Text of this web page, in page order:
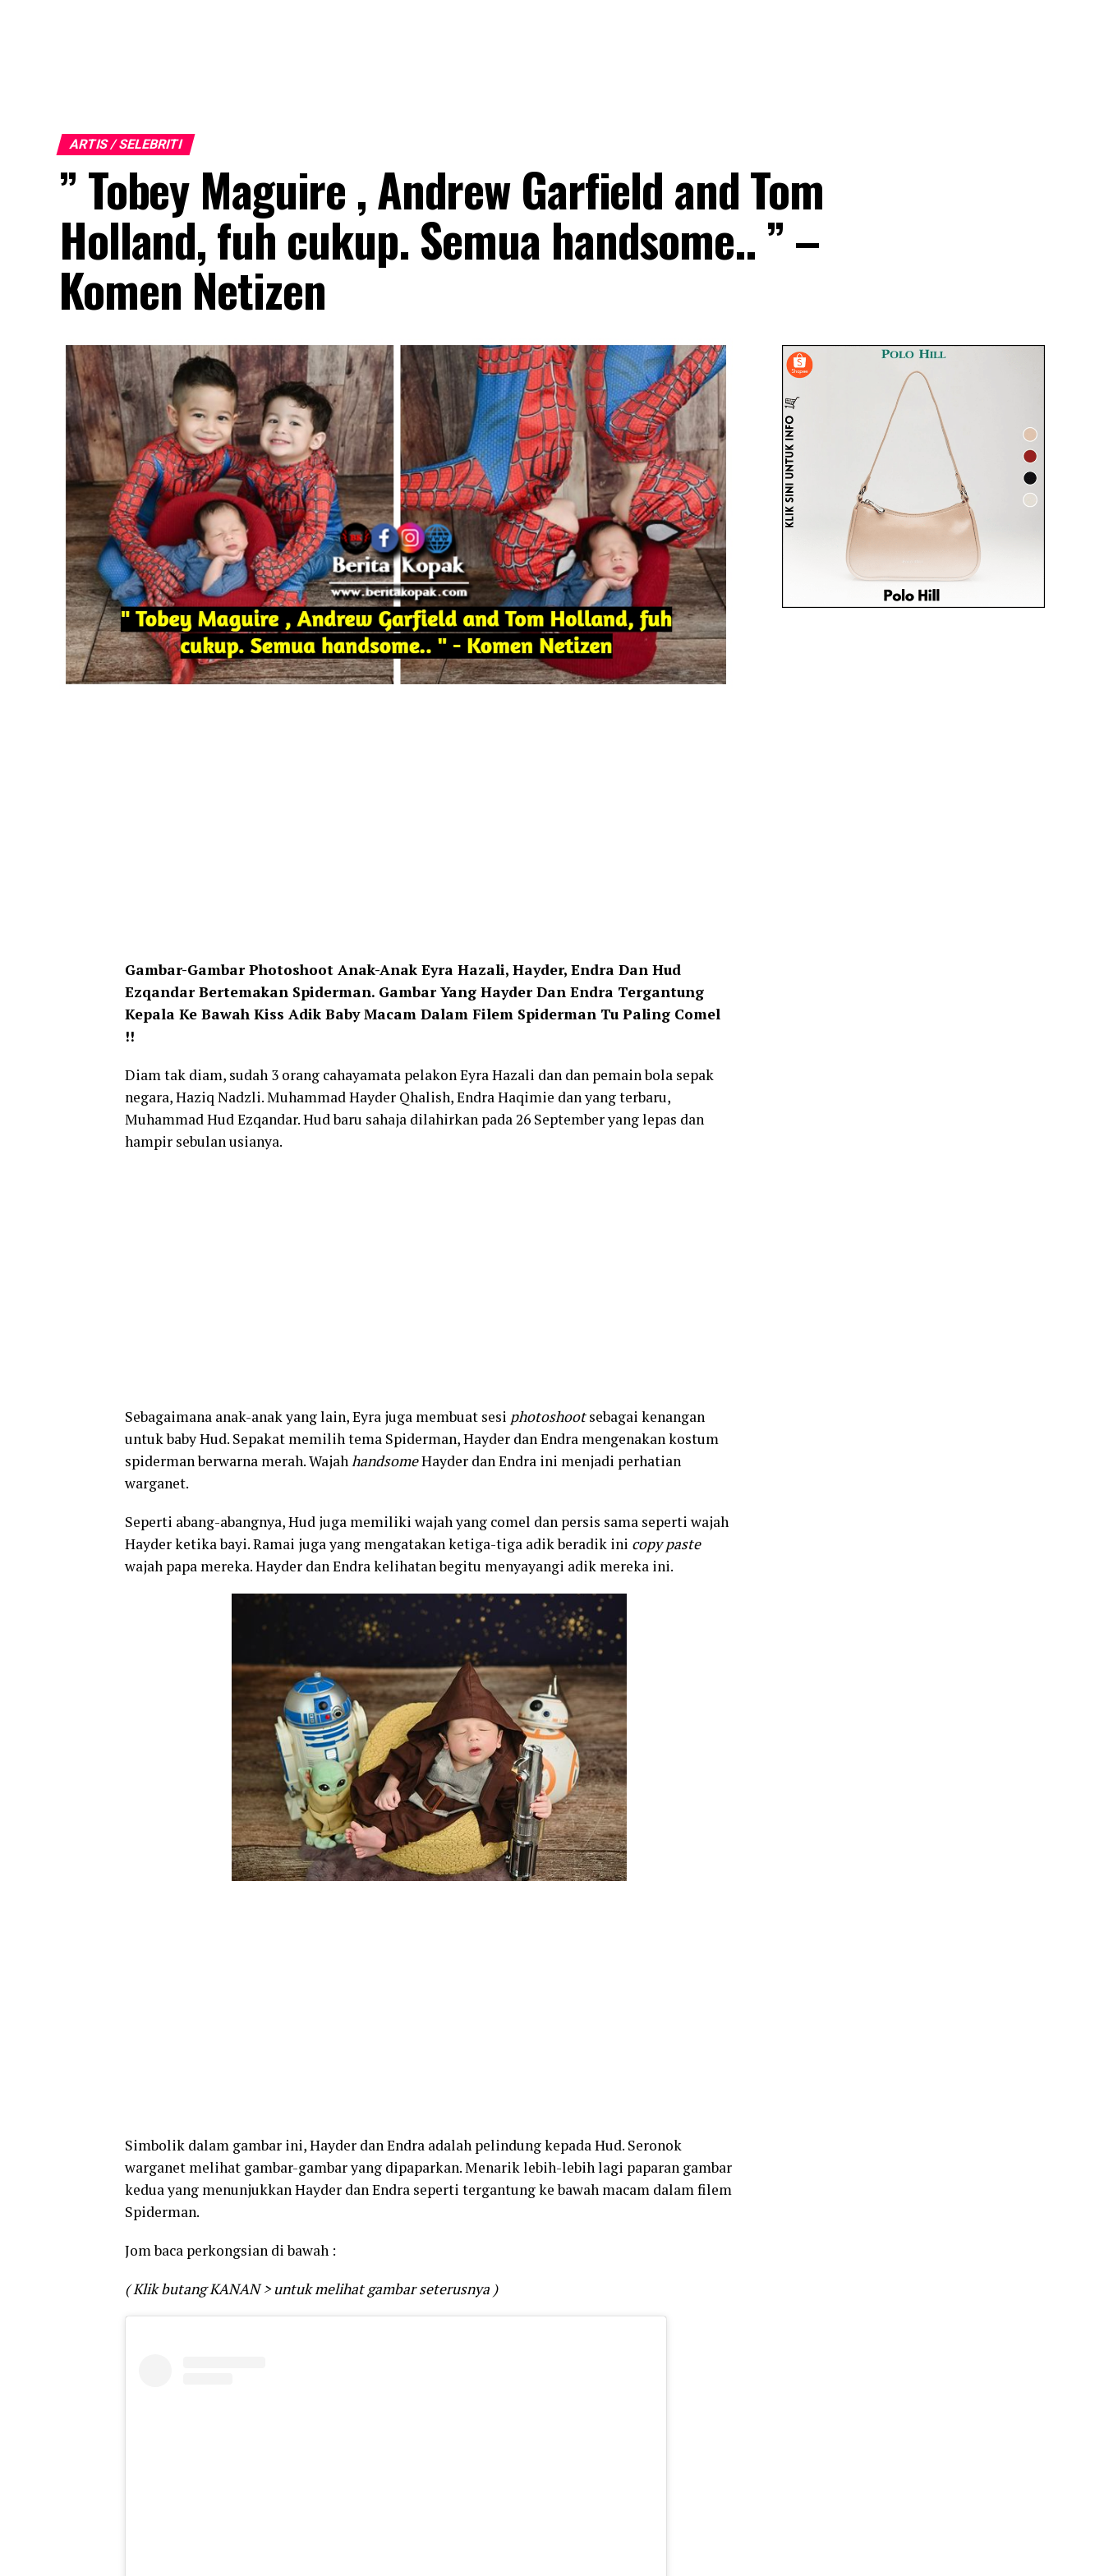
ARTIS / SELEBRITI
” Tobey Maguire , Andrew Garfield and Tom
Holland, fuh cukup. Semua handsome.. ” –
Komen Netizen
Gambar-Gambar Photoshoot Anak-Anak Eyra Hazali, Hayder, Endra Dan Hud
Ezqandar Bertemakan Spiderman. Gambar Yang Hayder Dan Endra Tergantung
Kepala Ke Bawah Kiss Adik Baby Macam Dalam Filem Spiderman Tu Paling Comel
!!
Diam tak diam, sudah 3 orang cahayamata pelakon Eyra Hazali dan dan pemain bola sepak
negara, Haziq Nadzli. Muhammad Hayder Qhalish, Endra Haqimie dan yang terbaru,
Muhammad Hud Ezqandar. Hud baru sahaja dilahirkan pada 26 September yang lepas dan
hampir sebulan usianya.
Sebagaimana anak-anak yang lain, Eyra juga membuat sesi photoshootsebagai kenangan
untuk baby Hud. Sepakat memilih tema Spiderman, Hayder dan Endra mengenakan kostum
spiderman berwarna merah. WajahhandsomeHayder dan Endra ini menjadi perhatian
warganet.
Seperti abang-abangnya, Hud juga memiliki wajah yang comel dan persis sama seperti wajah
Hayder ketika bayi. Ramai juga yang mengatakan ketiga-tiga adik beradik ini copy paste
wajah papa mereka. Hayder dan Endra kelihatan begitu menyayangi adik mereka ini.
Simbolik dalam gambar ini, Hayder dan Endra adalah pelindung kepada Hud. Seronok
warganet melihat gambar-gambar yang dipaparkan. Menarik lebih-lebih lagi paparan gambar
kedua yang menunjukkan Hayder dan Endra seperti tergantung ke bawah macam dalam filem
Spiderman.
Jom baca perkongsian di bawah :
( Klik butang KANAN > untuk melihat gambar seterusnya )